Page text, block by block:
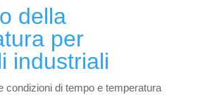
della
per
industriali
condizioni di tempo e temperatura